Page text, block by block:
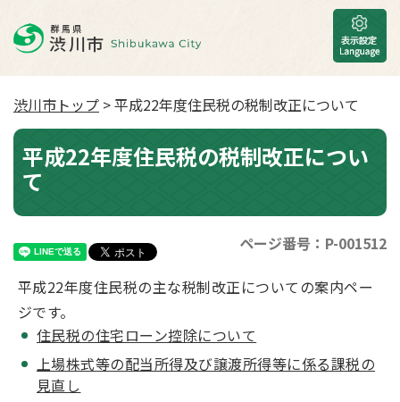
渋川市トップ > 平成22年度住民税の税制改正について
平成22年度住民税の税制改正につい
て
ページ番号：P-001512
平成22年度住民税の主な税制改正についての案内ペー
ジです。
住民税の住宅ローン控除について
上場株式等の配当所得及び譲渡所得等に係る課税の
見直し